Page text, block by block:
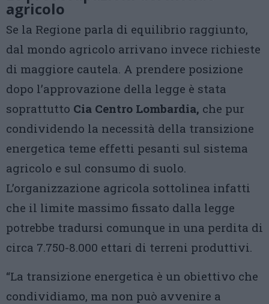
agricolo
Se la Regione parla di equilibrio raggiunto,
dal mondo agricolo arrivano invece richieste
di maggiore cautela. A prendere posizione
dopo l’approvazione della legge è stata
soprattutto Cia Centro Lombardia, che pur
condividendo la necessità della transizione
energetica teme effetti pesanti sul sistema
agricolo e sul consumo di suolo.
L’organizzazione agricola sottolinea infatti
che il limite massimo fissato dalla legge
potrebbe tradursi comunque in una perdita di
circa 7.750-8.000 ettari di terreni produttivi.
“La transizione energetica è un obiettivo che
condividiamo, ma non può avvenire a